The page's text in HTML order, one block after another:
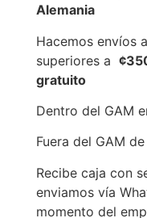
Alemania
Hacemos envíos
superiores a
gratuito
Dentro del GAM
Fuera del GAM
Recibe caja con
enviamos vía
momento del